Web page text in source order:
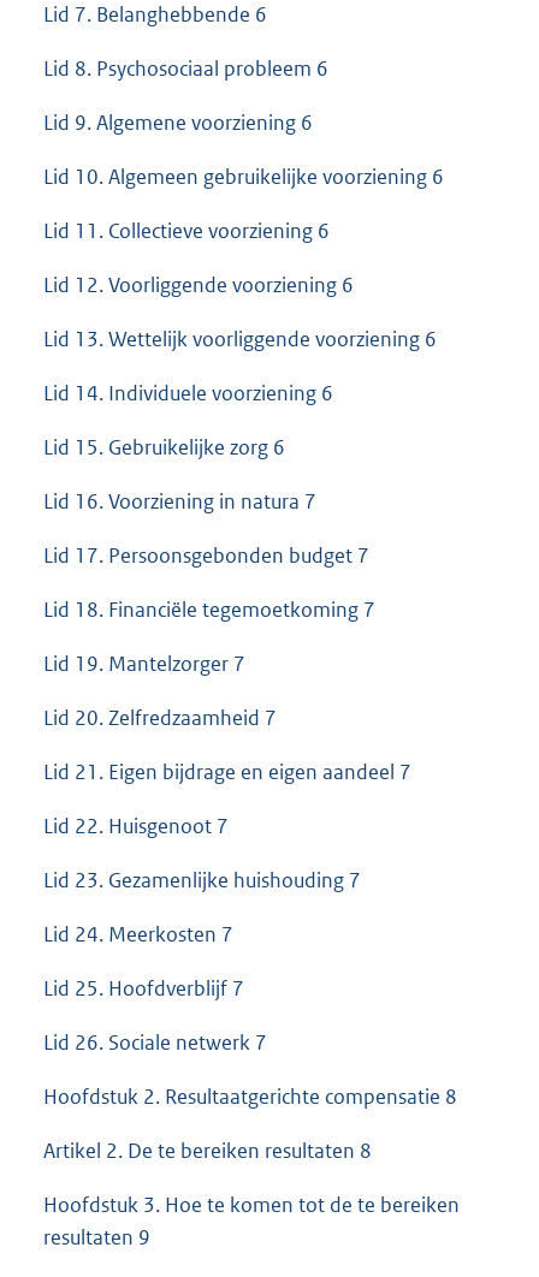
Lid 7. Belanghebbende 6
Lid 8. Psychosociaal probleem 6
Lid 9. Algemene voorziening 6
Lid 10. Algemeen gebruikelijke voorziening 6
Lid 11. Collectieve voorziening 6
Lid 12. Voorliggende voorziening 6
Lid 13. Wettelijk voorliggende voorziening 6
Lid 14. Individuele voorziening 6
Lid 15. Gebruikelijke zorg 6
Lid 16. Voorziening in natura 7
Lid 17. Persoonsgebonden budget 7
Lid 18. Financiële tegemoetkoming 7
Lid 19. Mantelzorger 7
Lid 20. Zelfredzaamheid 7
Lid 21. Eigen bijdrage en eigen aandeel 7
Lid 22. Huisgenoot 7
Lid 23. Gezamenlijke huishouding 7
Lid 24. Meerkosten 7
Lid 25. Hoofdverblijf 7
Lid 26. Sociale netwerk 7
Hoofdstuk 2. Resultaatgerichte compensatie 8
Artikel 2. De te bereiken resultaten 8
Hoofdstuk 3. Hoe te komen tot de te bereiken
resultaten 9